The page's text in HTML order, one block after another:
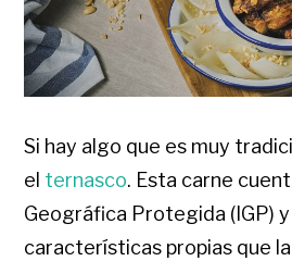
Si hay algo que es muy
el ternasco. Esta carne
Geográfica Protegida (IGP)
características propias que